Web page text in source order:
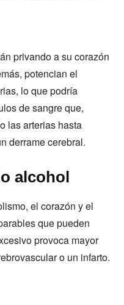
privando a su corazón
potencian el
lo que podría
de sangre que,
las arterias hasta
derrame cerebral.
alcohol
el corazón y el
que pueden
provoca mayor
o un infarto.